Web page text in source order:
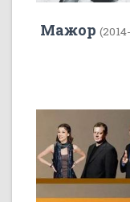
Мажор